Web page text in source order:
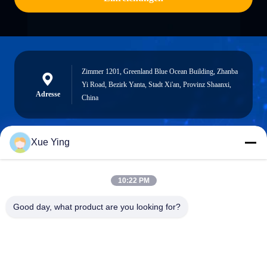
Adresse
Zimmer 1201, Greenland Blue Ocean Building, Zhanba
Yi Road, Bezirk Yanta, Stadt Xi'an, Provinz Shaanxi,
China
sxcd-gyl@163.com
Xue Ying
10:22 PM
Good day, what product are you looking for?